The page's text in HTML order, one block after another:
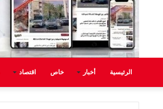
الرئيسية أخبار خاص اقتصاد